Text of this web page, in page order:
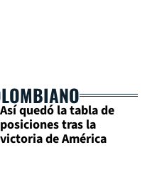
Así quedó la tabla de
posiciones tras la
victoria de América